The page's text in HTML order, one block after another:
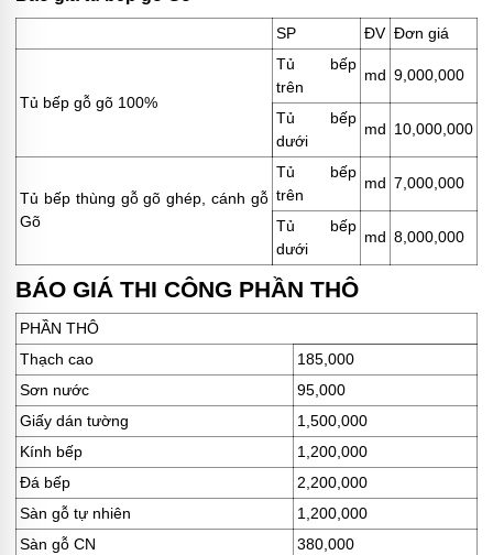
SP ĐV Đơn giá
Tủ bếp gỗ gõ 100%
Tủ bếp
trên
md 9,000,000
Tủ bếp
dưới
md 10,000,000
Tủ bếp thùng gỗ gõ ghép, cánh gỗ
Gõ
Tủ bếp
trên
md 7,000,000
Tủ bếp
dưới
md 8,000,000
BÁO GIÁ THI CÔNG PHẦN THÔ
PHẦN THÔ
Thạch cao
185,000
Sơn nước
95,000
Giấy dán tường
1,500,000
Kính bếp
1,200,000
Đá bếp
2,200,000
Sàn gỗ tự nhiên
1,200,000
Sàn gỗ CN
380,000